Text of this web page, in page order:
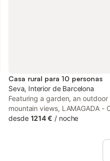
Casa rural para 10 personas
Seva, Interior de Barcelona
Featuring a garden, an outdoor
mountain views, LAMAGADA -
Montseny con Piscina Salada is
terrace, free private parking
desde 1214 € / noche